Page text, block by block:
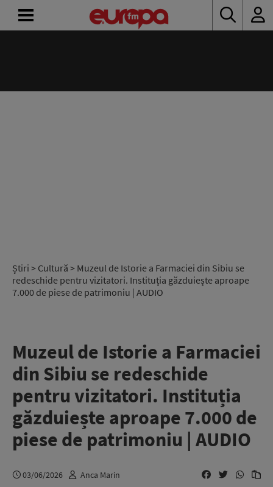
Știri > Cultură > Muzeul de Istorie a Farmaciei din Sibiu se
redeschide pentru vizitatori. Instituția găzduiește aproape
7.000 de piese de patrimoniu | AUDIO
Muzeul de Istorie a Farmaciei
din Sibiu se redeschide
pentru vizitatori. Instituția
găzduiește aproape 7.000 de
piese de patrimoniu | AUDIO
03/06/2026 Anca Marin